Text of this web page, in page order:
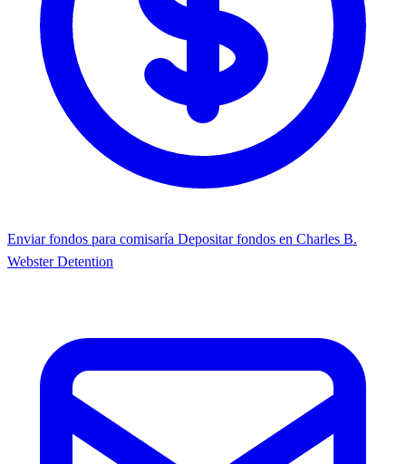
Enviar fondos para comisaría Depositar fondos en Charles B.
Webster Detention